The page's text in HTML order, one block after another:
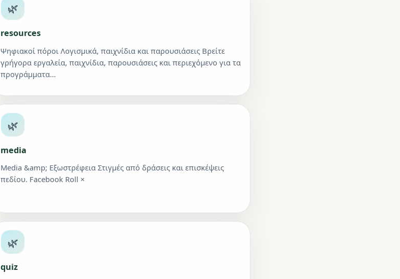
🌿
resources
Ψηφιακοί πόροι Λογισμικά, παιχνίδια και παρουσιάσεις Βρείτε
γρήγορα εργαλεία, παιχνίδια, παρουσιάσεις και περιεχόμενο για τα
προγράμματα…
🌿
media
Media &amp; Εξωστρέφεια Στιγμές από δράσεις και επισκέψεις
πεδίου. Facebook Roll ×
🌿
quiz